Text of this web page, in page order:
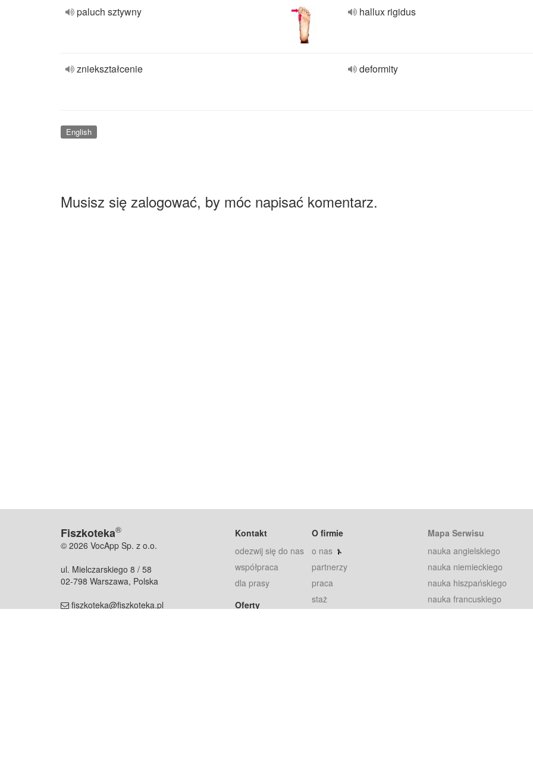
paluch sztywny hallux rigidus
zniekształcenie deformity
English
Musisz się zalogować, by móc napisać komentarz.
Fiszkoteka®
© 2026 VocApp Sp. z o.o.
ul. Mielczarskiego 8 / 58
02-798 Warszawa, Polska
fiszkoteka@fiszkoteka.pl
Kontakt
odezwij się do nas
współpraca
dla prasy
Oferty
O firmie
o nas
partnerzy
praca
staż
Mapa Serwisu
nauka angielskiego
nauka niemieckiego
nauka hiszpańskiego
nauka francuskiego